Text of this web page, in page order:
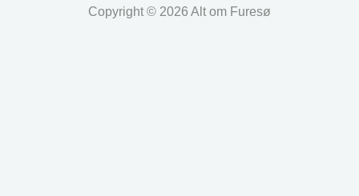
Copyright © 2026 Alt om Furesø